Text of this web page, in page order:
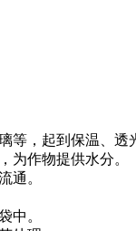
等，起到保温、透
为作物提供水分。
通。
中。